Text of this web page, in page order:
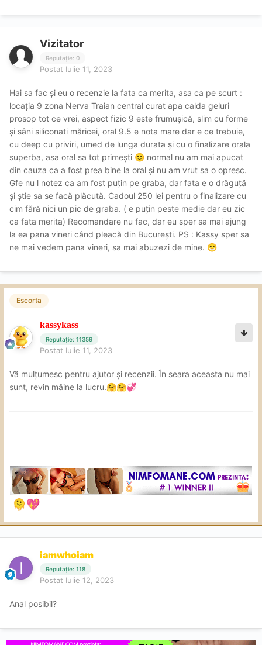
Vizitator
Reputație: 0
Postat Iulie 11, 2023
Hai sa fac și eu o recenzie la fata ca merita, asa ca pe scurt :
locația 9 zona Nerva Traian central curat apa calda geluri
prosop tot ce vrei, aspect fizic 9 este frumușică, slim cu forme
și sâni siliconati măricei, oral 9.5 e nota mare dar e ce trebuie,
cu deep cu priviri, umed de lunga durata și cu o finalizare orala
superba, asa oral sa tot primești 🙂 normal nu am mai apucat
din cauza ca a fost prea bine la oral și nu am vrut sa o opresc.
Gfe nu l notez ca am fost puțin pe graba, dar fata e o drăguță
și știe sa se facă plăcută. Cadoul 250 lei pentru o finalizare cu
cim fără nici un pic de graba. ( e puțin peste medie dar eu zic
ca fata merita) Recomandare nu fac, dar eu sper sa mai ajung
la ea pana vineri când pleacă din București. PS : Kassy sper sa
ne mai vedem pana vineri, sa mai abuzezi de mine. 😁
Escorta
kassykass
Reputație: 11359
Postat Iulie 11, 2023
Vă mulțumesc pentru ajutor și recenzii. În seara aceasta nu mai
sunt, revin mâine la lucru.🤗🤗💞
🫠💖
iamwhoiam
Reputație: 118
Postat Iulie 12, 2023
Anal posibil?